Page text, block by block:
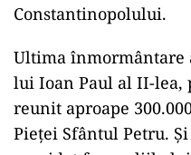
Constantinopolului.
Ultima înmormântare
lui Ioan Paul al II-lea,
reunit aproape
Pieței Sfântul Petru.